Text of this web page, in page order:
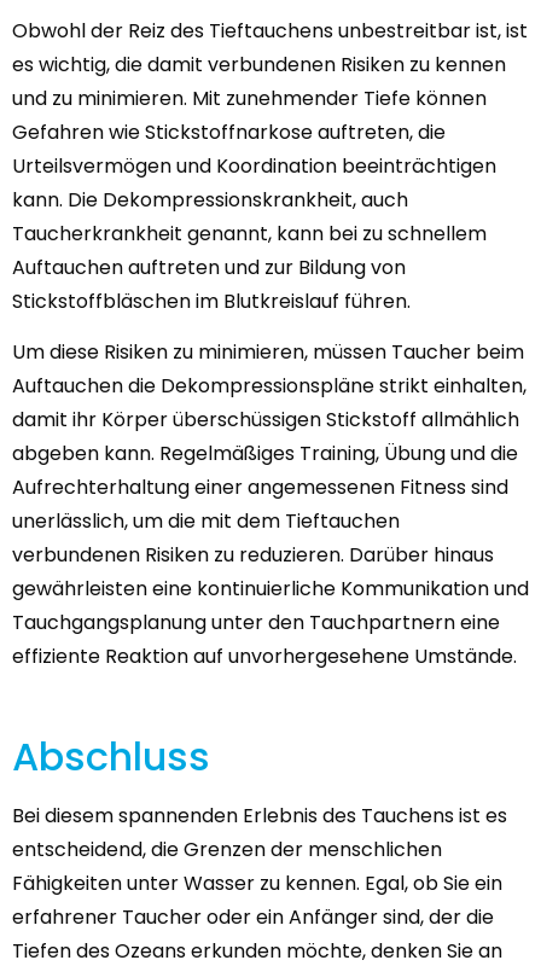
Obwohl der Reiz des Tieftauchens unbestreitbar ist, ist
es wichtig, die damit verbundenen Risiken zu kennen
und zu minimieren. Mit zunehmender Tiefe können
Gefahren wie Stickstoffnarkose auftreten, die
Urteilsvermögen und Koordination beeinträchtigen
kann. Die Dekompressionskrankheit, auch
Taucherkrankheit genannt, kann bei zu schnellem
Auftauchen auftreten und zur Bildung von
Stickstoffbläschen im Blutkreislauf führen.
Um diese Risiken zu minimieren, müssen Taucher beim
Auftauchen die Dekompressionspläne strikt einhalten,
damit ihr Körper überschüssigen Stickstoff allmählich
abgeben kann. Regelmäßiges Training, Übung und die
Aufrechterhaltung einer angemessenen Fitness sind
unerlässlich, um die mit dem Tieftauchen
verbundenen Risiken zu reduzieren. Darüber hinaus
gewährleisten eine kontinuierliche Kommunikation und
Tauchgangsplanung unter den Tauchpartnern eine
effiziente Reaktion auf unvorhergesehene Umstände.
Abschluss
Bei diesem spannenden Erlebnis des Tauchens ist es
entscheidend, die Grenzen der menschlichen
Fähigkeiten unter Wasser zu kennen. Egal, ob Sie ein
erfahrener Taucher oder ein Anfänger sind, der die
Tiefen des Ozeans erkunden möchte, denken Sie an